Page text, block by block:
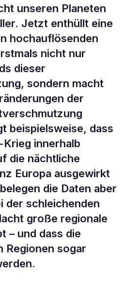
unseren Planeten
Jetzt enthüllt eine
hochauflösenden
nicht nur
dieser
sondern macht
der
beispielsweise, dass
innerhalb
die nächtliche
Europa ausgewirkt
die Daten aber
der schleichenden
große regionale
– und dass die
Regionen sogar